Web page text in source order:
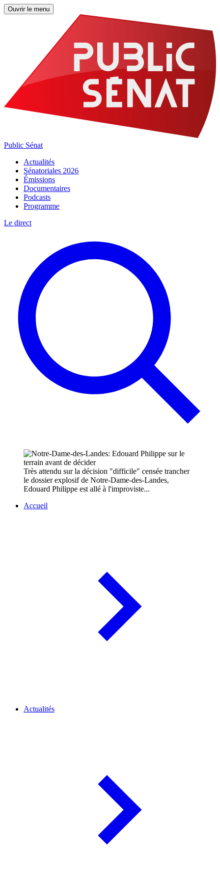
Ouvrir le menu
Public Sénat
Actualités
Sénatoriales 2026
Émissions
Documentaires
Podcasts
Programme
Le direct
Très attendu sur la décision "difficile" censée trancher
le dossier explosif de Notre-Dame-des-Landes,
Edouard Philippe est allé à l'improviste...
Accueil
Actualités